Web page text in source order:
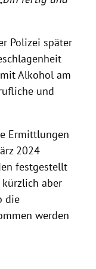
Polizei später
Alkohol am
und
Ermittlungen
2024
festgestellt
aber
die
werden